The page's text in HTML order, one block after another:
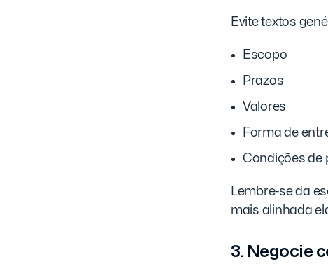
Evite textos
Escopo
Prazos
Valores
Forma de
Condições de
Lembre-se da
mais alinhada
3. Negocie